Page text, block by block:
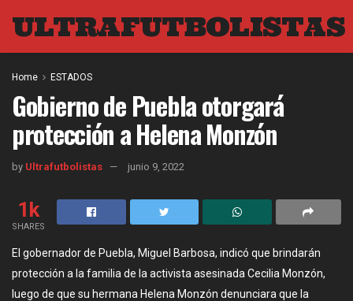
ULTRAFUTBOLISTAS
Home ESTADOS
Gobierno de Puebla otorgará
protección a Helena Monzón
by Ultrafutbolistas junio 9, 2022
1k
SHARES
El gobernador de Puebla, Miguel Barbosa, indicó que brindarán
protección a la familia de la activista asesinada Cecilia Monzón,
luego de que su hermana Helena Monzón denunciara que la